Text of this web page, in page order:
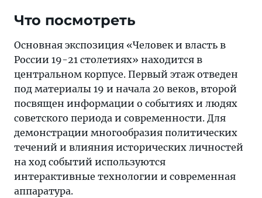
Что посмотреть
Основная экспозиция «Человек и власть в
России 19-21 столетиях» находится в
центральном корпусе. Первый этаж отведен
под материалы 19 и начала 20 веков, второй
посвящен информации о событиях и людях
советского периода и современности. Для
демонстрации многообразия политических
течений и влияния исторических личностей
на ход событий используются
интерактивные технологии и современная
аппаратура.